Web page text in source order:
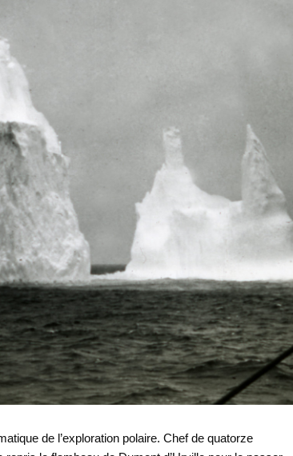
de l’exploration polaire. Chef de quatorze